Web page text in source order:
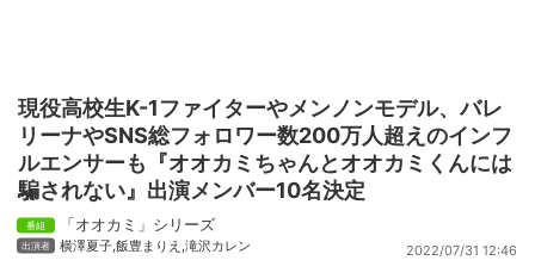
現役高校生K-1ファイターやメンノンモデル、バレ
リーナやSNS総フォロワー数200万人超えのインフ
ルエンサーも『オオカミちゃんとオオカミくんには
騙されない』出演メンバー10名決定
「オオカミ」シリーズ
横澤夏子 飯豊まりえ 滝沢カレン 2022/07/31 12:46